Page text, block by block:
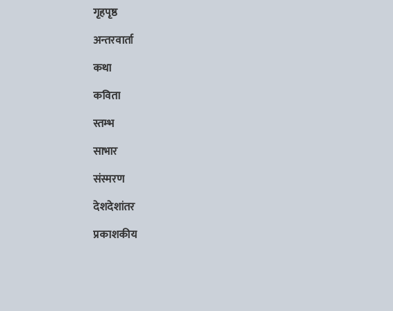
गृहपृष्ठ
अन्तरवार्ता
कथा
कविता
स्तम्भ
साभार
संस्मरण
देशदेशांतर
प्रकाशकीय